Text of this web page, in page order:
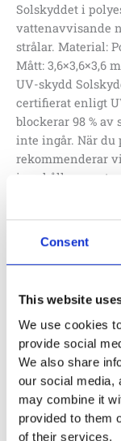
Consent
This website
We use cookies
provide social
We also share
our social media,
may combine it
provided to them
of their services.
Solskyddet i
vattenavvisande
strålar. Material:
Mått: 3,6×3,6×3,6
UV-skydd
certifierat enligt
blockerar 98 % av
inte ingår. När du
rekommenderar
innehåller
på
behov. Solskydd
som överstiger 5
är att använda
område.
Artikelnr:S4244